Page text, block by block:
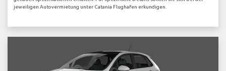
jeweiligen Autovermietung unter Catania Flughafen erkundigen.